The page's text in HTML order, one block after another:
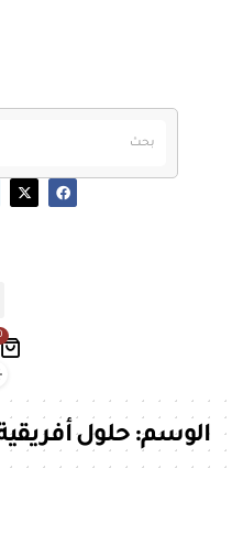
0
الوسم:حلول أفريقية